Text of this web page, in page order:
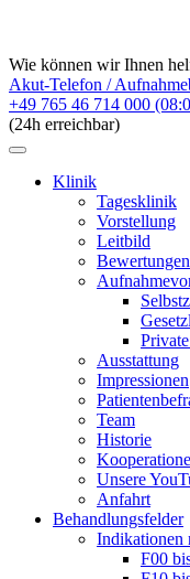
Wie können wir Ihnen
Akut-Telefon /
+49 765 46 714 000
(24h erreichbar)
Klinik
Tagesklinik
Vorstellung
Leitbild
Ausstattung
Impressionen
Team
Historie
Unsere
Anfahrt
Behandlungsfelder
Indikationen
F00